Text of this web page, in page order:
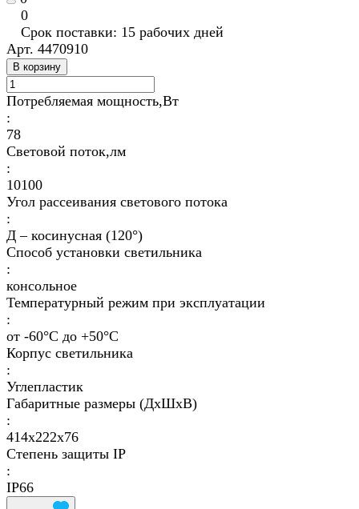
0
Срок поставки: 15 рабочих дней
Арт. 4470910
В корзину
Потребляемая мощность,Вт
:
78
Световой поток,лм
:
10100
Угол рассеивания светового потока
:
Д – косинусная (120°)
Способ установки светильника
:
консольное
Температурный режим при эксплуатации
:
от -60°C до +50°C
Корпус светильника
:
Углепластик
Габаритные размеры (ДхШхВ)
:
414х222х76
Степень защиты IP
:
IP66